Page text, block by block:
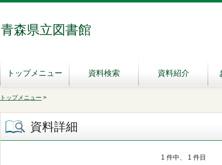
青森県立図書館
トップメニュー 資料検索 資料紹介
トップメニュー >
資料詳細
1 件中、 1 件目